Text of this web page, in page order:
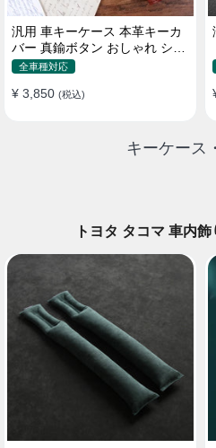
汎用 車キーケース 本革キーカ
バー 真鍮ボタン おしゃれ シン
プルデザイン
全車種対応
¥ 3,850 (税込)
キーケース
トヨタ タコマ 車内